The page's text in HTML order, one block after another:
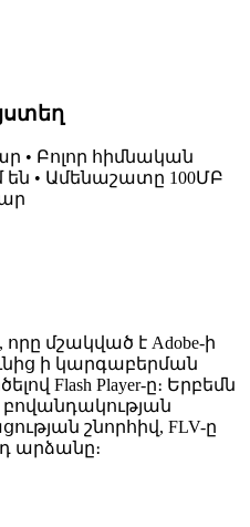
• Բոլոր հիմնական
• Ամենաշատը 100ՄԲ
որը մշակված է Adobe-ի
ի կարգաբերման
Flash Player-ը։ Երբեմն
շնորհիվ, FLV-ը
արձանը։